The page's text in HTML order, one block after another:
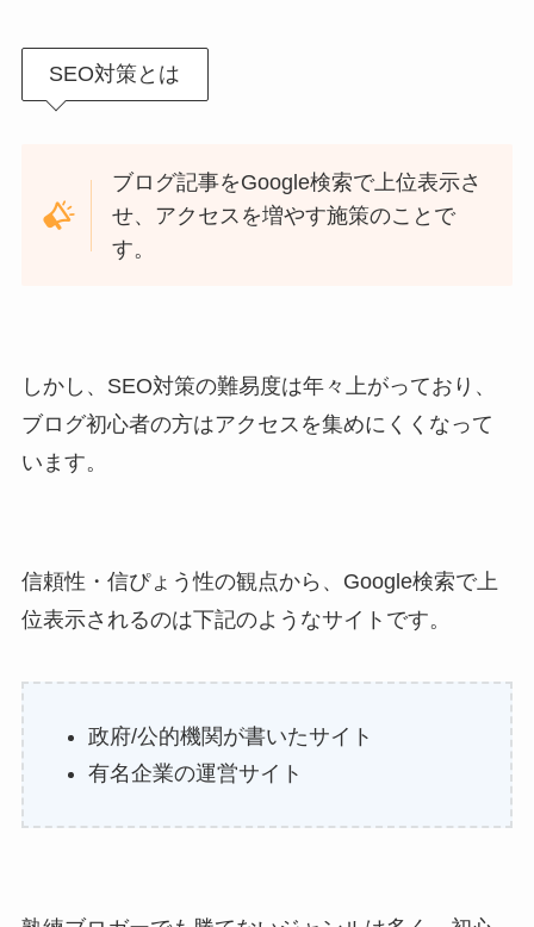
SEO対策とは
ブログ記事をGoogle検索で上位表示さ
せ、アクセスを増やす施策のことで
す。
しかし、SEO対策の難易度は年々上がっており、
ブログ初心者の方はアクセスを集めにくくなって
います。
信頼性・信ぴょう性の観点から、Google検索で上
位表示されるのは下記のようなサイトです。
政府/公的機関が書いたサイト
有名企業の運営サイト